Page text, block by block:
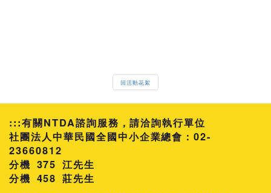
回活動花絮
:::有關NTDA諮詢服務，請洽詢執行單位
社團法人中華民國全國中小企業總會：02-
23660812
分機 375 江先生
458 莊先生